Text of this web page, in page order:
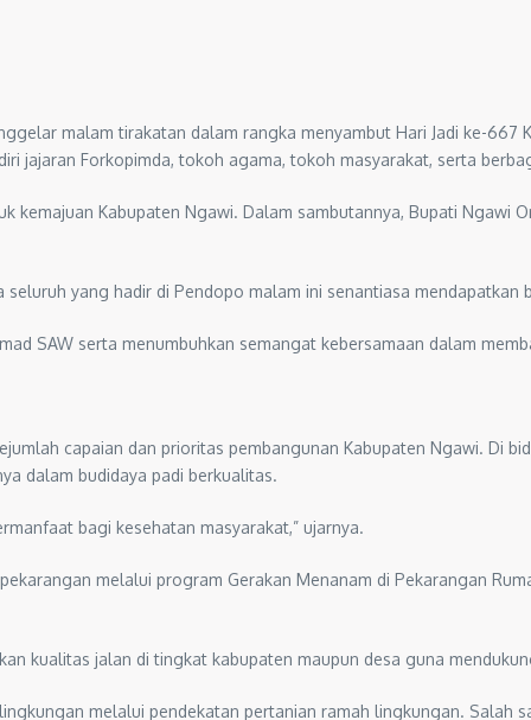
malam tirakatan dalam rangka menyambut Hari Jadi ke-667
jajaran Forkopimda, tokoh agama, tokoh masyarakat, serta
kemajuan Kabupaten Ngawi. Dalam sambutannya, Bupati Ngawi
yang hadir di Pendopo malam ini senantiasa mendapatkan
SAW serta menumbuhkan semangat kebersamaan dalam
capaian dan prioritas pembangunan Kabupaten Ngawi. Di
dalam budidaya padi berkualitas.
bagi kesehatan masyarakat,” ujarnya.
melalui program Gerakan Menanam di Pekarangan
kualitas jalan di tingkat kabupaten maupun desa guna
melalui pendekatan pertanian ramah lingkungan. Salah